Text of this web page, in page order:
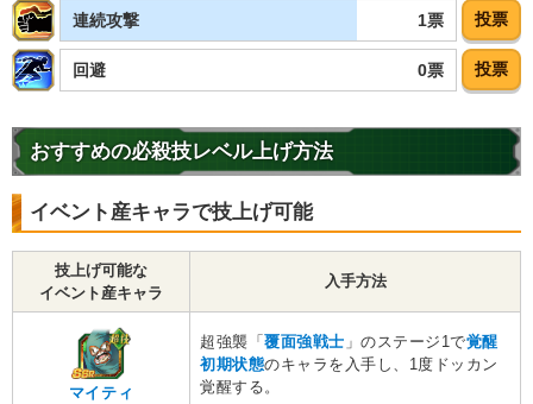
連続攻撃 1票 投票
回避 0票 投票
おすすめの必殺技レベル上げ方法
イベント産キャラで技上げ可能
技上げ可能な
イベント産キャラ
入手方法
マイティ
超強襲「覆面強戦士 」のステージ1で覚醒
初期状態のキャラを入手し、1度ドッカン
覚醒する。